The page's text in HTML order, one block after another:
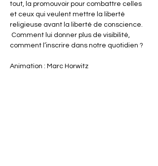
tout, la promouvoir pour combattre celles
et ceux qui veulent mettre la liberté
religieuse avant la liberté de conscience.
comment l’inscrire dans notre quotidien ?
Animation : Marc Horwitz